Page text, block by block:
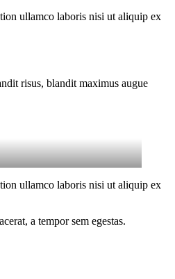
ullamco laboris nisi ut aliquip ex
risus, blandit maximus augue
ullamco laboris nisi ut aliquip ex
a tempor sem egestas.